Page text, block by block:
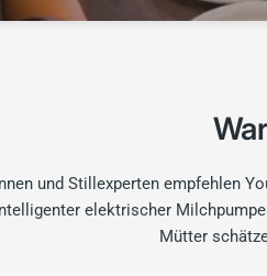
und Stillexperten empfehlen
elektrischer
Mütter